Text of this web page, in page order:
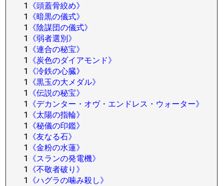
1
《頭蓋骨絞め》
1
《暗黒の儀式》
1
《陰謀団の儀式》
1
《弱者選別》
1
《連合の秘宝》
1
《炭色のダイアモンド》
1
《冷鉄の心臓》
1
《黒玉の大メダル》
1
《伝説の秘宝》
1
《デカンター・オヴ・エンドレス・ウォーター》
1
《太陽の指輪》
1
《秘儀の印鑑》
1
《友なる石》
1
《金粉の水蓮》
1
《スランの発電機》
1
《不敬者破り》
1
《ハグラの噛み殺し》